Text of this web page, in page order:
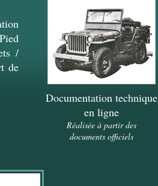
Documentation technique
en ligne
Réalisée à partir des
documents officiels
Pied
/
de